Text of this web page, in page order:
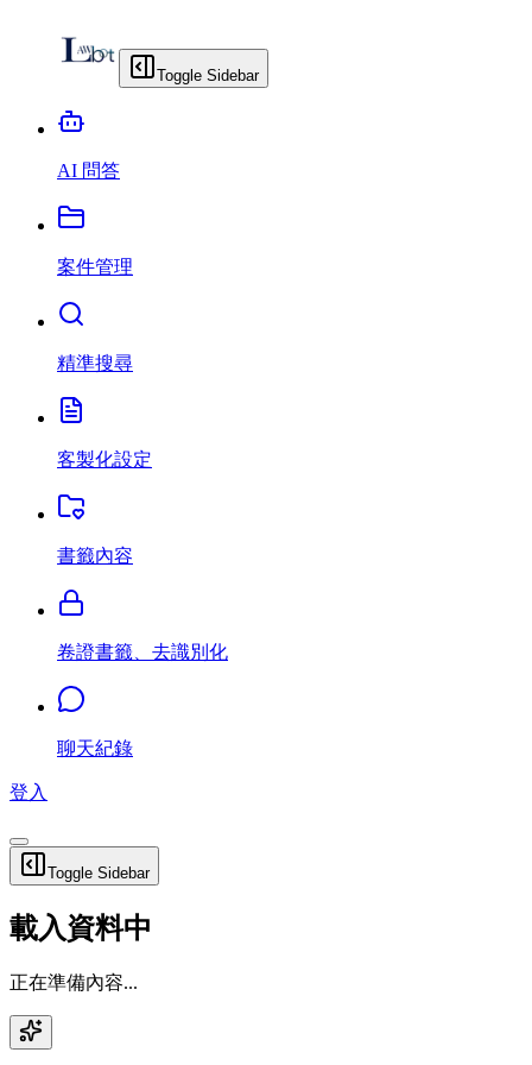
Toggle Sidebar
AI 問答
案件管理
精準搜尋
客製化設定
書籤內容
卷證書籤、去識別化
聊天紀錄
登入
Toggle Sidebar
載入資料中
正在準備內容...